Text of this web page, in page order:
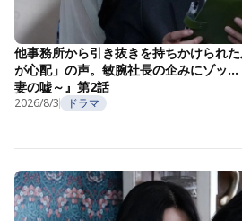
他事務所から引き抜きを持ちかけられ
が心配」の声。敏腕社長の企みにゾッ
妻の嘘～』第2話
2026/8/3 ドラマ